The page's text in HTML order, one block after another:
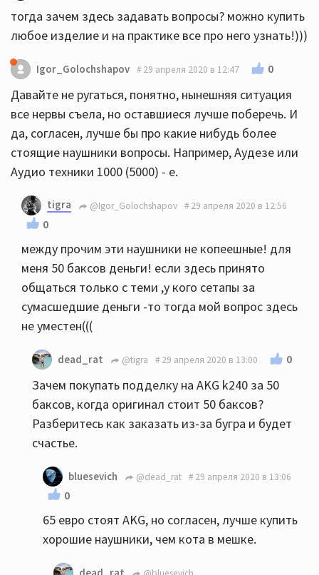
тогда зачем здесь задавать вопросы? можно купить
любое изделие и на практике все про него узнать!)))
Igor_Golochshapov 29 апреля 2020 в 12:47 0
Давайте не ругаться, понятно, нынешняя ситуация
все нервы съела, но оставшиеся лучше поберечь. И
да, согласен, лучше бы про какие нибудь более
стоящие наушники вопросы. Например, Аудезе или
Аудио техники 1000 (5000) - е.
tigra @Igor_Golochshapov 29 апреля 2020 в 12:56
0
между прочим эти наушники не копеешные! для
меня 50 баксов деньги! если здесь принято
общаться только с теми ,у кого сетапы за
сумасшедшие деньги -то тогда мой вопрос здесь
не уместен(((
dead_rat @tigra 29 апреля 2020 в 13:00 0
Зачем покупать подделку на AKG k240 за 50
баксов, когда оригинал стоит 50 баксов?
Разберитесь как заказать из-за бугра и будет
счастье.
bluesevich @dead_rat 29 апреля 2020 в 13:06
0
65 евро стоят AKG, но согласен, лучше купить
хорошие наушники, чем кота в мешке.